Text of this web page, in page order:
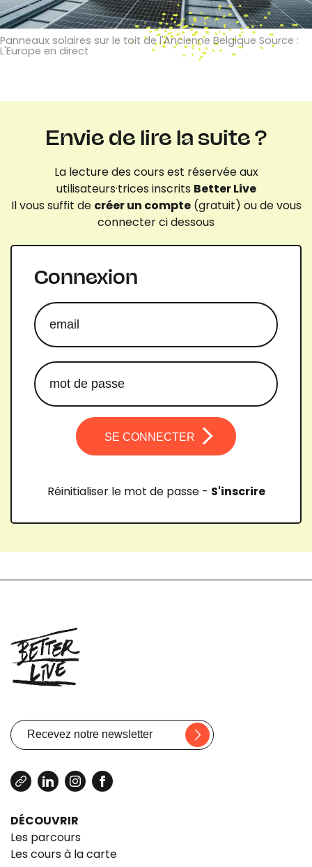
Panneaux solaires sur le toit de l'Ancienne Belgique Source :
L'Europe en direct
Envie de lire la suite ?
La lecture des cours est réservée aux
utilisateurs·trices inscrits Better Live
Il vous suffit de créer un compte(gratuit) ou de vous
connecter ci dessous
Connexion
SE CONNECTER
Réinitialiser le mot de passe- S'inscrire
DÉCOUVRIR
Les parcours
Les cours à la carte